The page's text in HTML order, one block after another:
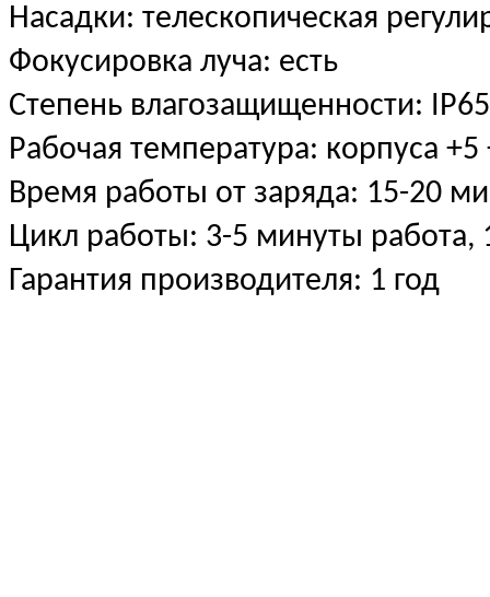
Насадки: телескопическая
Фокусировка луча: есть
Степень влагозащищенности:
Рабочая температура: корпуса
Время работы от заряда: 15-20
Цикл работы: 3-5 минуты работа,
Гарантия производителя: 1 год